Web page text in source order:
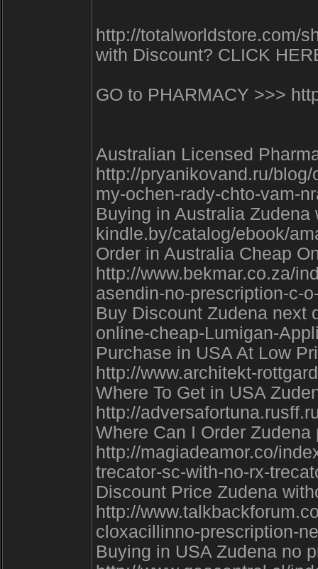
http://totalworldstore.com/
with Discount? CLICK
GO to PHARMACY >>>
Australian Licensed
http://pryanikovand.ru/
my-ochen-rady-chto-vam-
Buying in Australia
kindle.by/catalog/ebook/
Order in Australia Cheap
http://www.bekmar.co.za/
asendin-no-prescription-c-
Buy Discount Zudena next
online-cheap-Lumigan-
Purchase in USA At Low
http://www.architekt-
Where To Get in USA
http://
Where Can I Order
http://magiadeamor.co/
trecator-sc-with-no-rx-
Discount Price Zudena
http://
cloxacillinno-prescription-
Buying in USA Zudena no